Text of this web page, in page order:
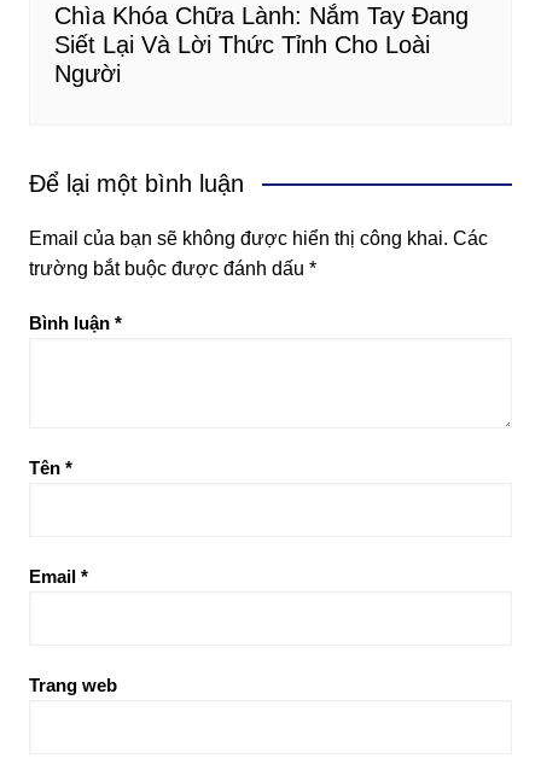
Chìa Khóa Chữa Lành: Nắm Tay Đang
Siết Lại Và Lời Thức Tỉnh Cho Loài
Người
Để lại một bình luận
Email của bạn sẽ không được hiển thị công khai. Các
trường bắt buộc được đánh dấu *
Bình luận *
Tên *
Email *
Trang web